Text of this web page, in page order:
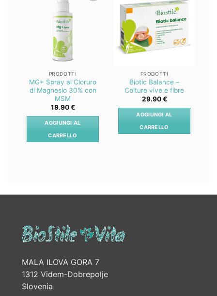
PRODOTTI
MG+ Spray al Cloruro
di Magnesio 30% con
MSM
19.90€
AGGIUNGI AL
CARRELLO
Lista
dei
desideri
PRODOTTI
Biotic Balance –
Colture vive e fibre
29.90€
AGGIUNGI AL
CARRELLO
MALA ILOVA GORA 7
1312 Videm-Dobrepolje
Slovenia